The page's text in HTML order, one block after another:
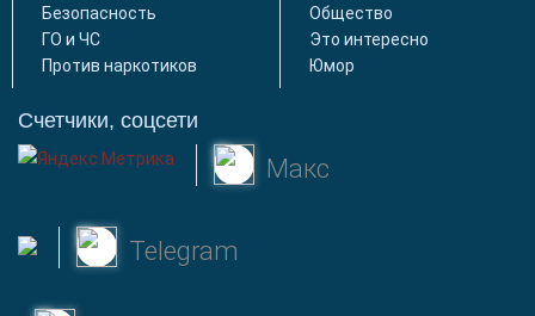
Безопасность
ГО и ЧС
Против наркотиков
Общество
Это интересно
Юмор
Счетчики, соцсети
Макс
Telegram